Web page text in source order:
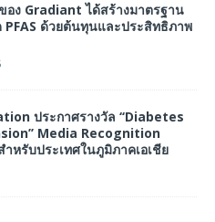
อง Gradiant ได้สร้างมาตรฐาน
PFAS ด้วยต้นทุนและประสิทธิภาพ
ประกาศรางวัล ‘‘Diabetes
Media Recognition
หรับประเทศในภูมิภาคเอเชีย